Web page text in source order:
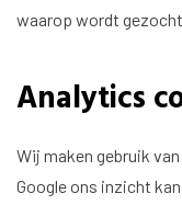
waarop wordt
Analytics
Wij maken gebruik
Google ons inzicht